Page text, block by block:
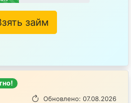
займ
Обновлено: 07.08.2026